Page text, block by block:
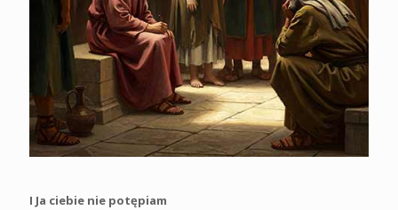
I Ja ciebie nie potępiam